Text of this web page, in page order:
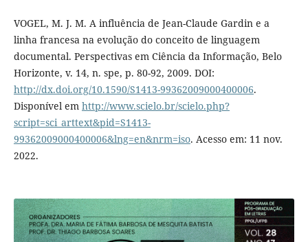
VOGEL, M. J. M. A influência de Jean-Claude Gardin e a
linha francesa na evolução do conceito de linguagem
documental. Perspectivas em Ciência da Informação, Belo
Horizonte, v. 14, n. spe, p. 80-92, 2009. DOI:
http://dx.doi.org/10.1590/S1413-99362009000400006.
Disponível em http://www.scielo.br/scielo.php?
script=sci_arttext&pid=S1413-
99362009000400006&lng=en&nrm=iso. Acesso em: 11 nov.
2022.